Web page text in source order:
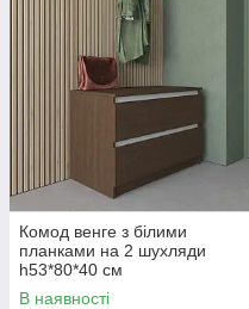
Комод венге з білими
планками на 2 шухляди
h53*80*40 см
В наявності